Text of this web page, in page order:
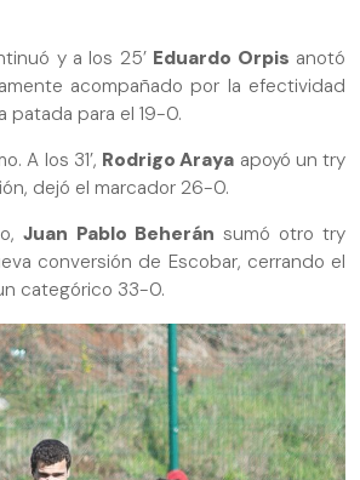
y a los 25’ Eduardo Orpis anotó
acompañado por la efectividad
patada para el 19-0.
A los 31’, Rodrigo Araya apoyó un try
dejó el marcador 26-0.
Juan Pablo Beherán sumó otro try
conversión de Escobar, cerrando el
categórico 33-0.